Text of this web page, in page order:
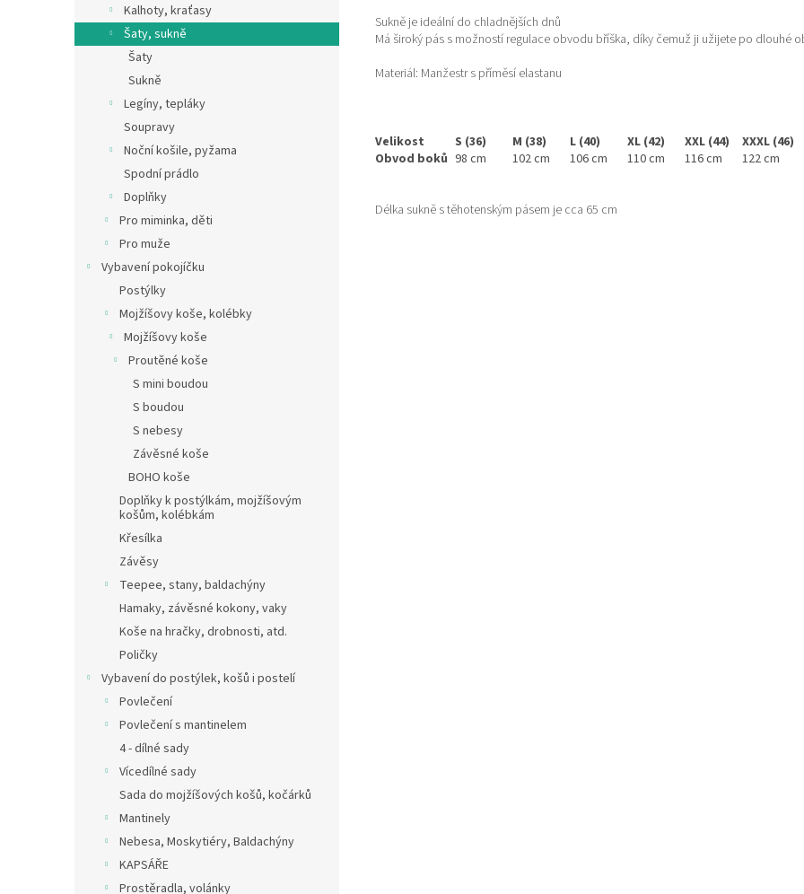
Kalhoty, kraťasy
Šaty, sukně
Šaty
Sukně
Legíny, tepláky
Soupravy
Noční košile, pyžama
Spodní prádlo
Doplňky
Pro miminka, děti
Pro muže
Vybavení pokojíčku
Postýlky
Mojžíšovy koše, kolébky
Mojžíšovy koše
Proutěné koše
S mini boudou
S boudou
S nebesy
Závěsné koše
BOHO koše
Doplňky k postýlkám, mojžíšovým
košům, kolébkám
Křesílka
Závěsy
Teepee, stany, baldachýny
Hamaky, závěsné kokony, vaky
Koše na hračky, drobnosti, atd.
Poličky
Vybavení do postýlek, košů i postelí
Povlečení
Povlečení s mantinelem
4 - dílné sady
Vícedílné sady
Sada do mojžíšových košů, kočárků
Mantinely
Nebesa, Moskytiéry, Baldachýny
KAPSÁŘE
Prostěradla, volánky
Sukně je ideální do chladnějších dnů
Má široký pás s možností regulace obvodu bříška, díky čemuž ji užijete po dlouhé
Materiál: Manžestr s příměsí elastanu
Velikost S (36) M (38) L (40) XL (42) XXL (44)
XXXL (46)
Obvod boků 98 cm 102 cm 106 cm 110 cm 116 cm 122 cm
Délka sukně s těhotenským pásem je cca 65 cm